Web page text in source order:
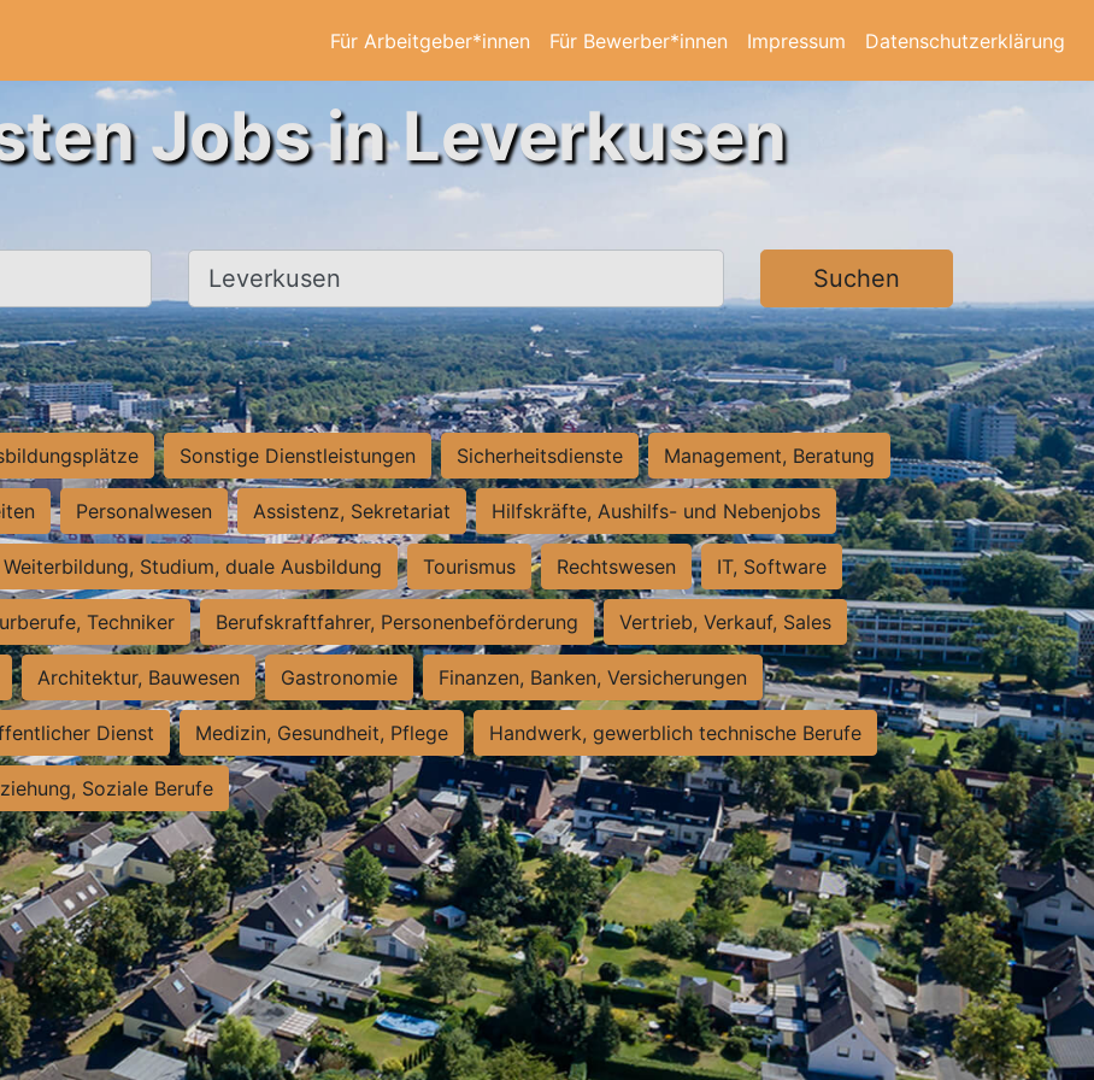
Für Arbeitgeber*innen Für Bewerber*innen Impressum Datenschutzerklärung
Jobs in Leverkusen
Ort, Stadt Suchen
Sonstige Dienstleistungen Sicherheitsdienste Management, Beratung
Personalwesen Assistenz, Sekretariat Hilfskräfte, Aushilfs- und Nebenjobs
Weiterbildung, Studium, duale Ausbildung Tourismus Rechtswesen IT, Software
Techniker Berufskraftfahrer, Personenbeförderung Vertrieb, Verkauf, Sales
Architektur, Bauwesen Gastronomie Finanzen, Banken, Versicherungen
Dienst Medizin, Gesundheit, Pflege Handwerk, gewerblich technische Berufe
Soziale Berufe